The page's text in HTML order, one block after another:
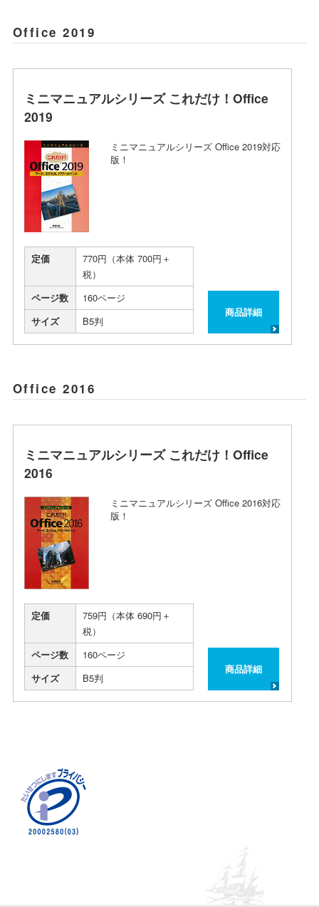
Office 2019
ミニマニュアルシリーズ これだけ！Office
2019
ミニマニュアルシリーズ Office 2019対応
版！
定価
770円（本体 700円＋
税）
ページ数
160ページ
サイズ
B5判
商品詳細
Office 2016
ミニマニュアルシリーズ これだけ！Office
2016
ミニマニュアルシリーズ Office 2016対応
版！
定価
759円（本体 690円＋
税）
ページ数
160ページ
サイズ
B5判
商品詳細